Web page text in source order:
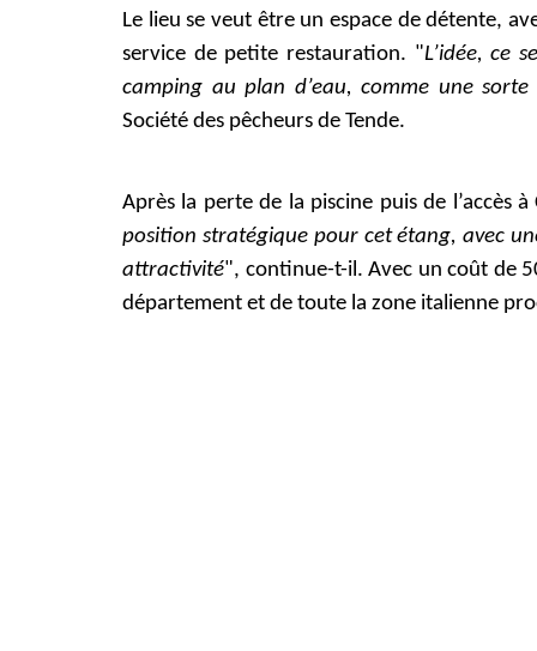
Le lieu se veut être un espace de détente,
service de petite restauration. "L’idée, ce
camping au plan d’eau, comme une sorte
Société des pêcheurs de Tende.
Après la perte de la piscine puis de l’accès
position stratégique pour cet étang, avec
attractivité", continue-t-il. Avec un coût de
département et de toute la zone italienne
RDS Rénovation
À Menton, Port de
GARAVAN, une
nouvelle adresse
parler les braises !